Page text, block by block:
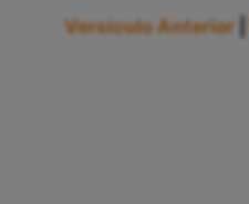
Versículo Anterior